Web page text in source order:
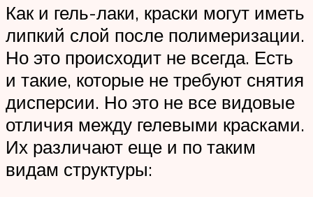
Как и гель-лаки, краски могут иметь
липкий слой после полимеризации.
Но это происходит не всегда. Есть
и такие, которые не требуют снятия
дисперсии. Но это не все видовые
отличия между гелевыми красками.
Их различают еще и по таким
видам структуры: